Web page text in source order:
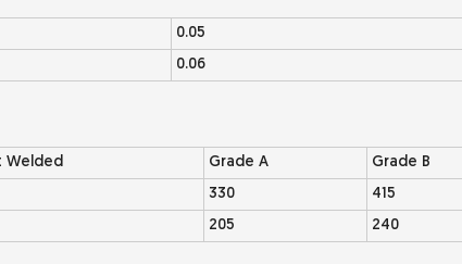
0.05
0.06
Welded Grade A
Grade B
330
415
205 240